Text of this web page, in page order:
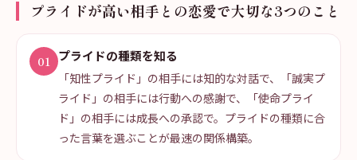
プライドが高い相手との恋愛で大切な3つのこと
01 プライドの種類を知る
「知性プライド」の相手には知的な対話で、「誠実プ
ライド」の相手には行動への感謝で、「使命プライ
ド」の相手には成長への承認で。プライドの種類に合
った言葉を選ぶことが最速の関係構築。